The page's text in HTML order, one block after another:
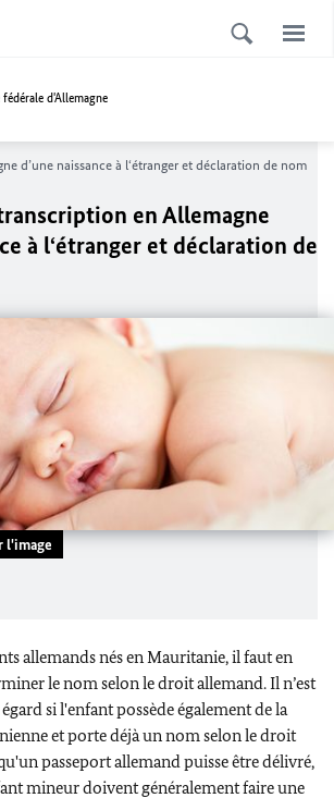
d'Allemagne
d’une naissance à l‘étranger et déclaration de nom
en Allemagne
à l‘étranger et déclaration de
l'image
allemands nés en Mauritanie, il faut en
le nom selon le droit allemand. Il n’est
si l'enfant possède également de la
et porte déjà un nom selon le droit
passeport allemand puisse être délivré,
mineur doivent généralement faire une